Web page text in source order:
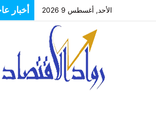
الأحد, أغسطس 9 2026 أخبار